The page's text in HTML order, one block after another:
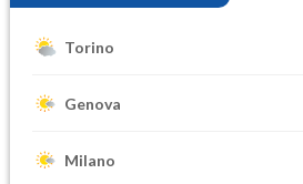
Torino
Genova
Milano